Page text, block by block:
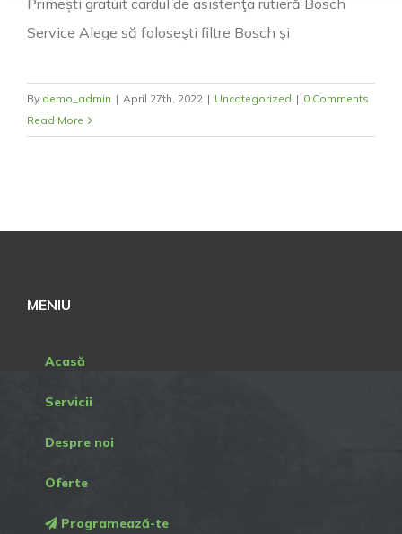
Primești gratuit cardul de asistenţa rutieră Bosch
Service Alege să foloseşti filtre Bosch şi
By demo_admin | April 27th, 2022 | Uncategorized | 0 Comments
Read More
MENIU
Acasă
Servicii
Despre noi
Oferte
Programează-te